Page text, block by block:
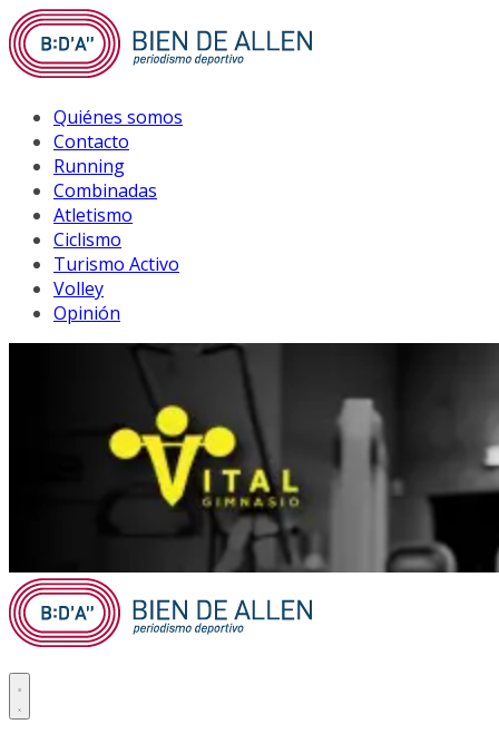
Saltar
al
contenido
Quiénes somos
Contacto
Running
Combinadas
Atletismo
Ciclismo
Turismo Activo
Volley
Opinión